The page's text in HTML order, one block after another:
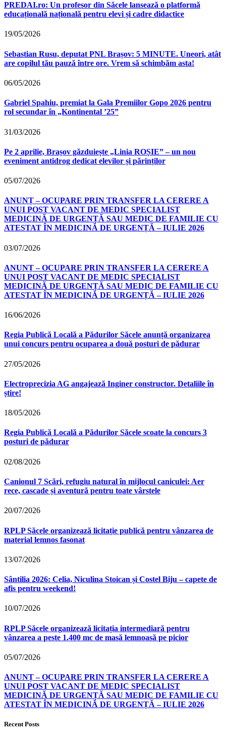
PREDAI.ro: Un profesor din Săcele lansează o platformă
educațională națională pentru elevi și cadre didactice
19/05/2026
Sebastian Rusu, deputat PNL Brașov: 5 MINUTE. Uneori, atât
are copilul tău pauză între ore. Vrem să schimbăm asta!
06/05/2026
Gabriel Spahiu, premiat la Gala Premiilor Gopo 2026 pentru
rol secundar în „Kontinental ’25”
31/03/2026
Pe 2 aprilie, Brașov găzduiește „Linia ROȘIE” – un nou
eveniment antidrog dedicat elevilor și părinților
05/07/2026
ANUNȚ – OCUPARE PRIN TRANSFER LA CERERE A
UNUI POST VACANT DE MEDIC SPECIALIST
MEDICINĂ DE URGENȚĂ SAU MEDIC DE FAMILIE CU
ATESTAT ÎN MEDICINĂ DE URGENȚĂ – IULIE 2026
03/07/2026
ANUNȚ – OCUPARE PRIN TRANSFER LA CERERE A
UNUI POST VACANT DE MEDIC SPECIALIST
MEDICINĂ DE URGENȚĂ SAU MEDIC DE FAMILIE CU
ATESTAT ÎN MEDICINĂ DE URGENȚĂ – IULIE 2026
16/06/2026
Regia Publică Locală a Pădurilor Săcele anunță organizarea
unui concurs pentru ocuparea a două posturi de pădurar
27/05/2026
Electroprecizia AG angajează Inginer constructor. Detaliile în
știre!
18/05/2026
Regia Publică Locală a Pădurilor Săcele scoate la concurs 3
posturi de pădurar
02/08/2026
Canionul 7 Scări, refugiu natural în mijlocul caniculei: Aer
rece, cascade și aventură pentru toate vârstele
20/07/2026
RPLP Săcele organizează licitație publică pentru vânzarea de
material lemnos fasonat
13/07/2026
Sântilia 2026: Celia, Niculina Stoican și Costel Biju – capete de
afis pentru weekend!
10/07/2026
RPLP Săcele organizează licitația intermediară pentru
vânzarea a peste 1.400 mc de masă lemnoasă pe picior
05/07/2026
ANUNȚ – OCUPARE PRIN TRANSFER LA CERERE A
UNUI POST VACANT DE MEDIC SPECIALIST
MEDICINĂ DE URGENȚĂ SAU MEDIC DE FAMILIE CU
ATESTAT ÎN MEDICINĂ DE URGENȚĂ – IULIE 2026
Recent Posts